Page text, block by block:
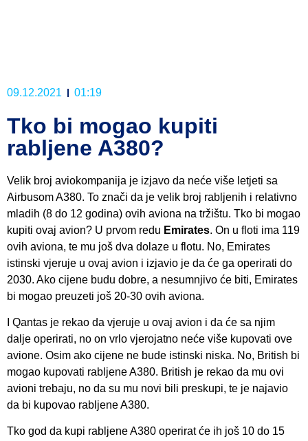
09.12.2021 01:19
Tko bi mogao kupiti
rabljene A380?
Velik broj aviokompanija je izjavo da neće više letjeti sa
Airbusom A380. To znači da je velik broj rabljenih i relativno
mladih (8 do 12 godina) ovih aviona na tržištu. Tko bi mogao
kupiti ovaj avion? U prvom redu Emirates. On u floti ima 119
ovih aviona, te mu još dva dolaze u flotu. No, Emirates
istinski vjeruje u ovaj avion i izjavio je da će ga operirati do
2030. Ako cijene budu dobre, a nesumnjivo će biti, Emirates
bi mogao preuzeti još 20-30 ovih aviona.
I Qantas je rekao da vjeruje u ovaj avion i da će sa njim
dalje operirati, no on vrlo vjerojatno neće više kupovati ove
avione. Osim ako cijene ne bude istinski niska. No, British bi
mogao kupovati rabljene A380. British je rekao da mu ovi
avioni trebaju, no da su mu novi bili preskupi, te je najavio
da bi kupovao rabljene A380.
Tko god da kupi rabljene A380 operirat će ih još 10 do 15